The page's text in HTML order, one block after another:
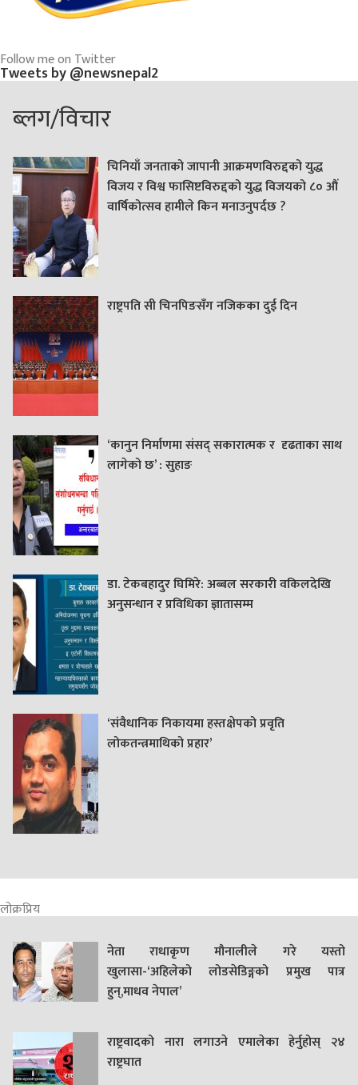
Follow me on Twitter
Tweets by @newsnepal2
ब्लग/विचार
चिनियाँ जनताको जापानी आक्रमणविरुद्दको युद्ध
विजय र विश्व फासिष्टविरुद्दको युद्ध विजयको ८० औं
वार्षिकोत्सव हामीले किन मनाउनुपर्दछ ?
राष्ट्रपति सी चिनपिङसँग नजिकका दुई दिन
‘कानुन निर्माणमा संसद् सकारात्मक र दृढताका साथ
लागेको छ’ : सुहाङ
डा. टेकबहादुर घिमिरे: अब्बल सरकारी वकिलदेखि
अनुसन्धान र प्रविधिका ज्ञातासम्म
‘संवैधानिक निकायमा हस्तक्षेपको प्रवृति
लोकतन्त्रमाथिको प्रहार’
लोक्रप्रिय
नेता राधाकृण मौनालीले गरे यस्तो
खुलासा-‘अहिलेको लोडसेडिङ्गको प्रमुख पात्र
हुन्,माधव नेपाल’
राष्ट्रवादको नारा लगाउने एमालेका हेर्नुहोस् २४
राष्ट्रघात